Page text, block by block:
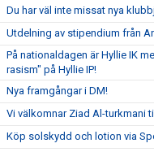
Du har väl inte missat nya
Utdelning av stipendium från
På nationaldagen är Hyllie IK
rasism" på Hyllie IP!
Nya framgångar i DM!
Vi välkomnar Ziad Al-turkmani
Köp solskydd och lotion via